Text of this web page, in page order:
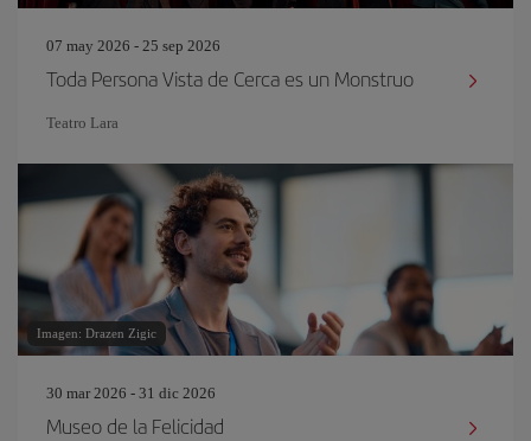
07 may 2026 - 25 sep 2026
Toda Persona Vista de Cerca es un Monstruo
Teatro Lara
Imagen: Drazen Zigic
30 mar 2026 - 31 dic 2026
Museo de la Felicidad